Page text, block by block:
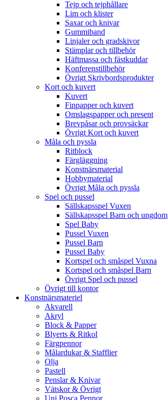
Tejp och tejphållare
Lim och klister
Saxar och knivar
Gummiband
Linjaler och gradskivor
Stämplar och tillbehör
Häftmassa och fästkuddar
Konferenstillbehör
Övrigt Skrivbordsprodukter
Kort och kuvert
Kuvert
Finpapper och kuvert
Omslagspapper och present
Brevpåsar och provsäckar
Övrigt Kort och kuvert
Måla och pyssla
Ritblock
Färgläggning
Konstnärsmaterial
Hobbymaterial
Övrigt Måla och pyssla
Spel och pussel
Sällskapsspel Vuxen
Sällskapsspel Barn och ungdom
Spel Baby
Pussel Vuxen
Pussel Barn
Pussel Baby
Kortspel och småspel Vuxna
Kortspel och småspel Barn
Övrigt Spel och pussel
Övrigt till kontor
Konstnärsmateriel
Akvarell
Akryl
Block & Papper
Blyerts & Ritkol
Färgpennor
Målardukar & Stafflier
Olja
Pastell
Penslar & Knivar
Vätskor & Övrigt
Uni Posca Pennor